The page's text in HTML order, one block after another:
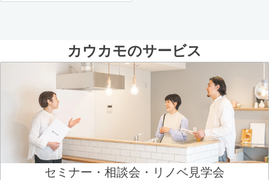
カウカモのサービス
セミナー・相談会・リノベ見学会